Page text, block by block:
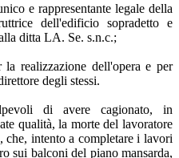
e rappresentante legale della
dell'edificio sopradetto e
ditta LA. Se. s.n.c.;
realizzazione dell'opera e per
degli stessi.
di avere cagionato, in
qualità, la morte del lavoratore
intento a completare i lavori
sui balconi del piano mansarda,